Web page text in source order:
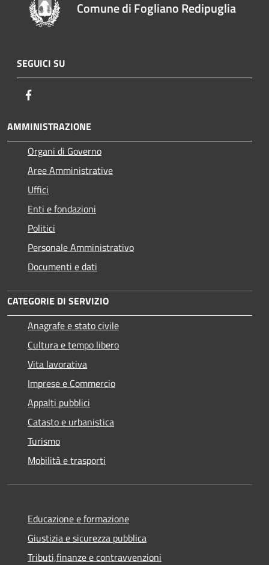
Comune di Fogliano Redipuglia
SEGUICI SU
AMMINISTRAZIONE
Organi di Governo
Aree Amministrative
Uffici
Enti e fondazioni
Politici
Personale Amministrativo
Documenti e dati
CATEGORIE DI SERVIZIO
Anagrafe e stato civile
Cultura e tempo libero
Vita lavorativa
Imprese e Commercio
Appalti pubblici
Catasto e urbanistica
Turismo
Mobilità e trasporti
Educazione e formazione
Giustizia e sicurezza pubblica
Tributi,finanze e contravvenzioni